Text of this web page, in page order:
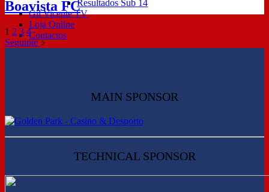
Resultados Sub 14
Gil Vicente TV
Loja Online
Contactos
Boavista FC
1 2 3 4
Seguinte
MAIN SPONSOR
TECHNICAL SPONSOR